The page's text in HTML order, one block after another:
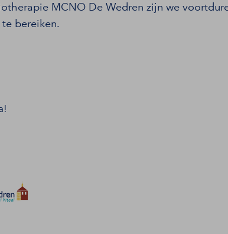
MCNO De Wedren zijn we
bereiken.